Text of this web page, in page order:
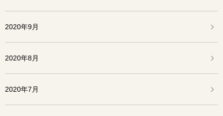
2020年9月
2020年8月
2020年7月